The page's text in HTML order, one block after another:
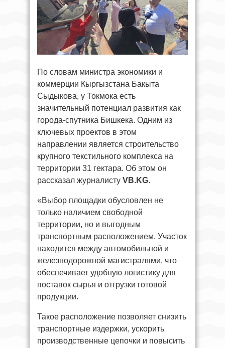
По словам министра экономики и
коммерции Кыргызстана Бакыта
Сыдыкова, у Токмока есть
значительный потенциал развития как
города-спутника Бишкека. Одним из
ключевых проектов в этом
направлении является строительство
крупного текстильного комплекса на
территории 31 гектара. Об этом он
рассказал журналисту VB.KG.
«Выбор площадки обусловлен не
только наличием свободной
территории, но и выгодным
транспортным расположением. Участок
находится между автомобильной и
железнодорожной магистралями, что
обеспечивает удобную логистику для
поставок сырья и отгрузки готовой
продукции.
Такое расположение позволяет снизить
транспортные издержки, ускорить
производственные цепочки и повысить